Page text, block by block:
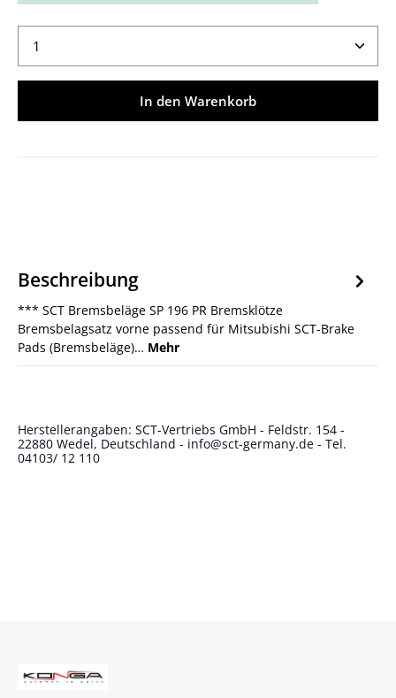
Produkt Anzahl: Gib den gewünschten Wert ein
In den Warenkorb
Beschreibung
*** SCT Bremsbeläge SP 196 PR Bremsklötze
Bremsbelagsatz vorne passend für Mitsubishi SCT-Brake
Pads (Bremsbeläge)… Mehr
Herstellerangaben: SCT-Vertriebs GmbH - Feldstr. 154 -
22880 Wedel, Deutschland - info@sct-germany.de - Tel.
04103/ 12 110